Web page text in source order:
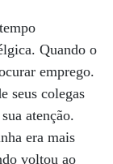
Quando o
emprego.
seus colegas
atenção.
era mais
voltou ao